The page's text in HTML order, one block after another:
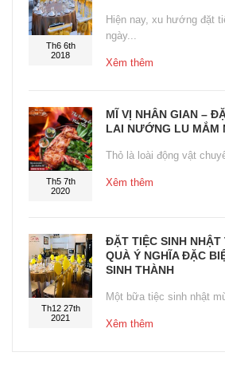
Th6 6th
2018
Hiện nay, xu hướng đặt
ngày...
Xêm thêm
Th5 7th
2020
MĨ VỊ NHÂN GIAN –
LAI NƯỚNG LU MẮM
Thỏ là loài động vật
Xêm thêm
Th12 27th
2021
ĐẶT TIỆC SINH NHẬT
QUÀ Ý NGHĨA ĐẶC
SINH THÀNH
Một bữa tiệc sinh nhật
Xêm thêm